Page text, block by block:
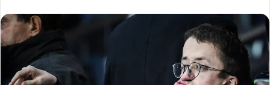
o r